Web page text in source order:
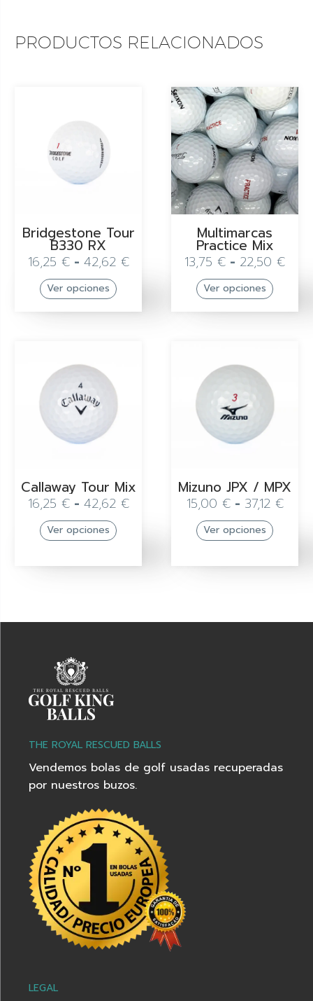
PRODUCTOS RELACIONADOS
Bridgestone Tour
B330 RX
16,25 € - 42,62 €
Ver opciones
Multimarcas
Practice Mix
13,75 € - 22,50 €
Ver opciones
Callaway Tour Mix
16,25 € - 42,62 €
Ver opciones
Mizuno JPX / MPX
15,00 € - 37,12 €
Ver opciones
THE ROYAL RESCUED BALLS
Vendemos bolas de golf usadas recuperadas
por nuestros buzos.
LEGAL